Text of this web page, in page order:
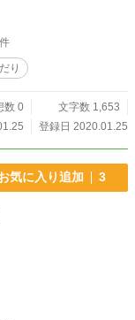
り
数 0
文字数 1,653
登録日 2020.01.25
気に入り追加 3